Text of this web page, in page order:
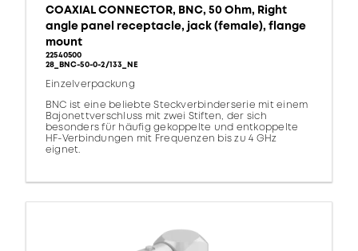
COAXIAL CONNECTOR, BNC, 50 Ohm, Right
angle panel receptacle, jack (female), flange
mount
22540500
28_BNC-50-0-2/133_NE
Einzelverpackung
BNC ist eine beliebte Steckverbinderserie mit einem
Bajonettverschluss mit zwei Stiften, der sich
besonders für häufig gekoppelte und entkoppelte
HF-Verbindungen mit Frequenzen bis zu 4 GHz
eignet.